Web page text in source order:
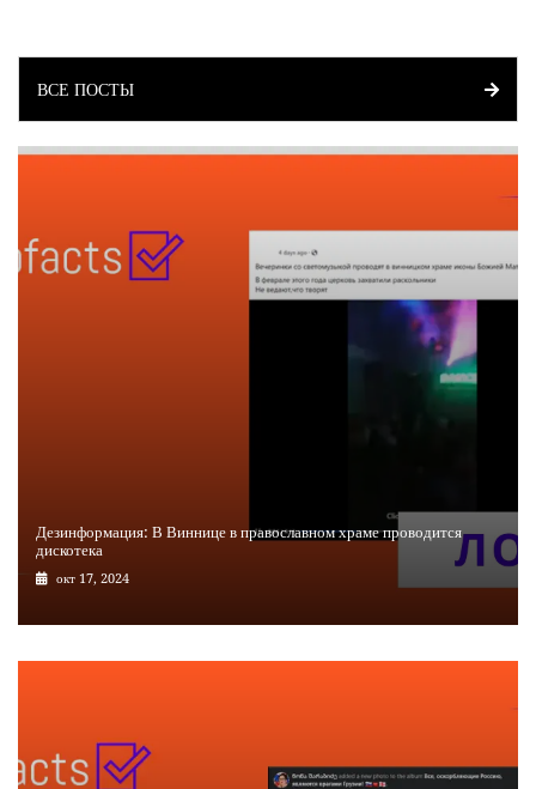
ВСЕ ПОСТЫ
Дезинформация: В Виннице в православном храме проводится
дискотека
окт 17, 2024